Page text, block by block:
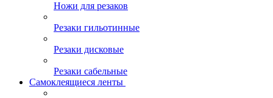
Ножи для резаков
Резаки гильотинные
Резаки дисковые
Резаки сабельные
Самоклеящиеся ленты